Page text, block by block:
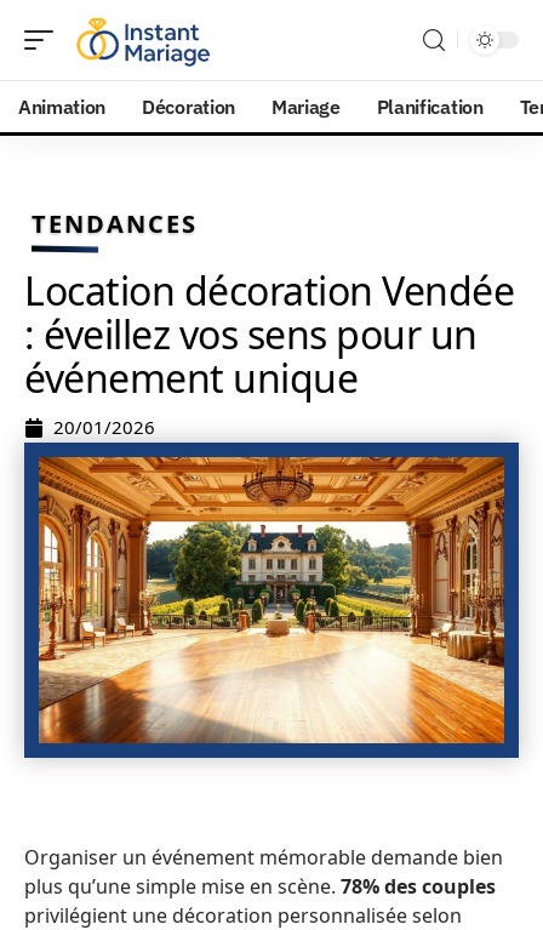
Animation Décoration Mariage Planification
TENDANCES
Location décoration Vendée
: éveillez vos sens pour un
événement unique
20/01/2026
Organiser un événement mémorable demande bien
plus qu’une simple mise en scène. 78% des couples
privilégient une décoration personnalisée selon